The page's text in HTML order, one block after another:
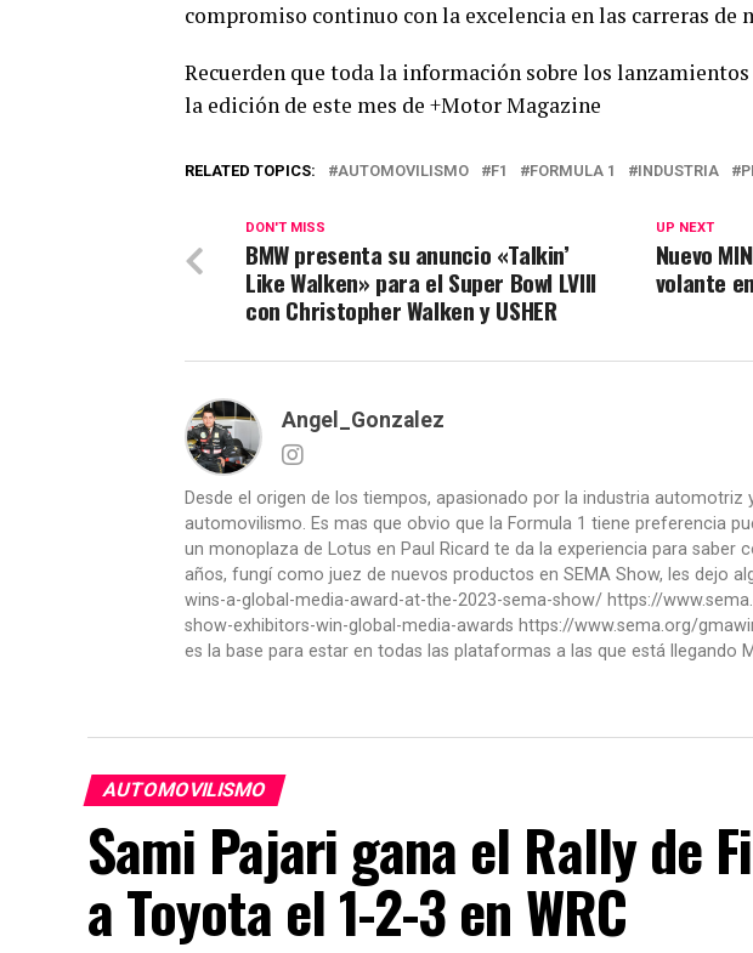
compromiso continuo con la excelencia en las carreras de
Recuerden que toda la información sobre los
la edición de este mes de +Motor Magazine
RELATED TOPICS: AUTOMOVILISMO F1 FORMULA 1 INDUSTRIA
UP NEXT
Nuevo
volante
DON'T MISS
BMW presenta su anuncio «Talkin’
Like Walken» para el Super Bowl LVIII
con Christopher Walken y USHER
Angel_Gonzalez
Desde el origen de los tiempos, apasionado por la industria automotriz
automovilismo. Es mas que obvio que la Formula 1 tiene preferencia
un monoplaza de Lotus en Paul Ricard te da la experiencia para saber
años, fungí como juez de nuevos productos en SEMA Show, les dejo
wins-a-global-media-award-at-the-2023-sema-show/ https://
show-exhibitors-win-global-media-awards https://www.sema.org/
es la base para estar en todas las plataformas a las que está llegando
AUTOMOVILISMO
Sami Pajari gana el Rally de
a Toyota el 1-2-3 en WRC